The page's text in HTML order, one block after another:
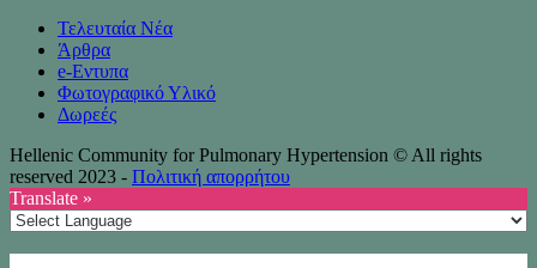
Τελευταία Νέα
Άρθρα
e-Eντυπα
Φωτογραφικό Υλικό
Δωρεές
Hellenic Community for Pulmonary Hypertension © All rights
reserved 2023 - Πολιτική απορρήτου
Translate »